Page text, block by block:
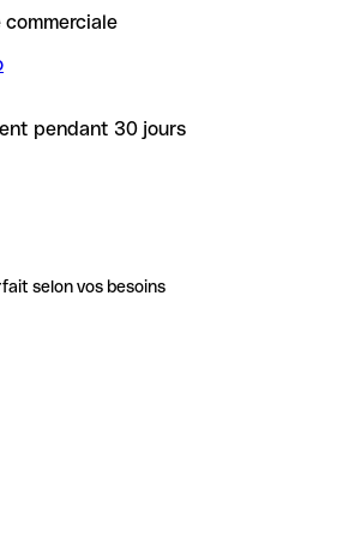
pendant 30 jours
selon vos besoins